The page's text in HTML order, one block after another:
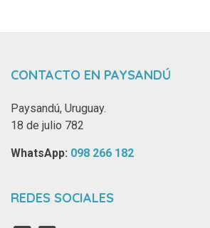
CONTACTO EN PAYSANDÚ
Paysandú, Uruguay.
18 de julio 782
WhatsApp: ‪ 098 266 182‬
REDES SOCIALES